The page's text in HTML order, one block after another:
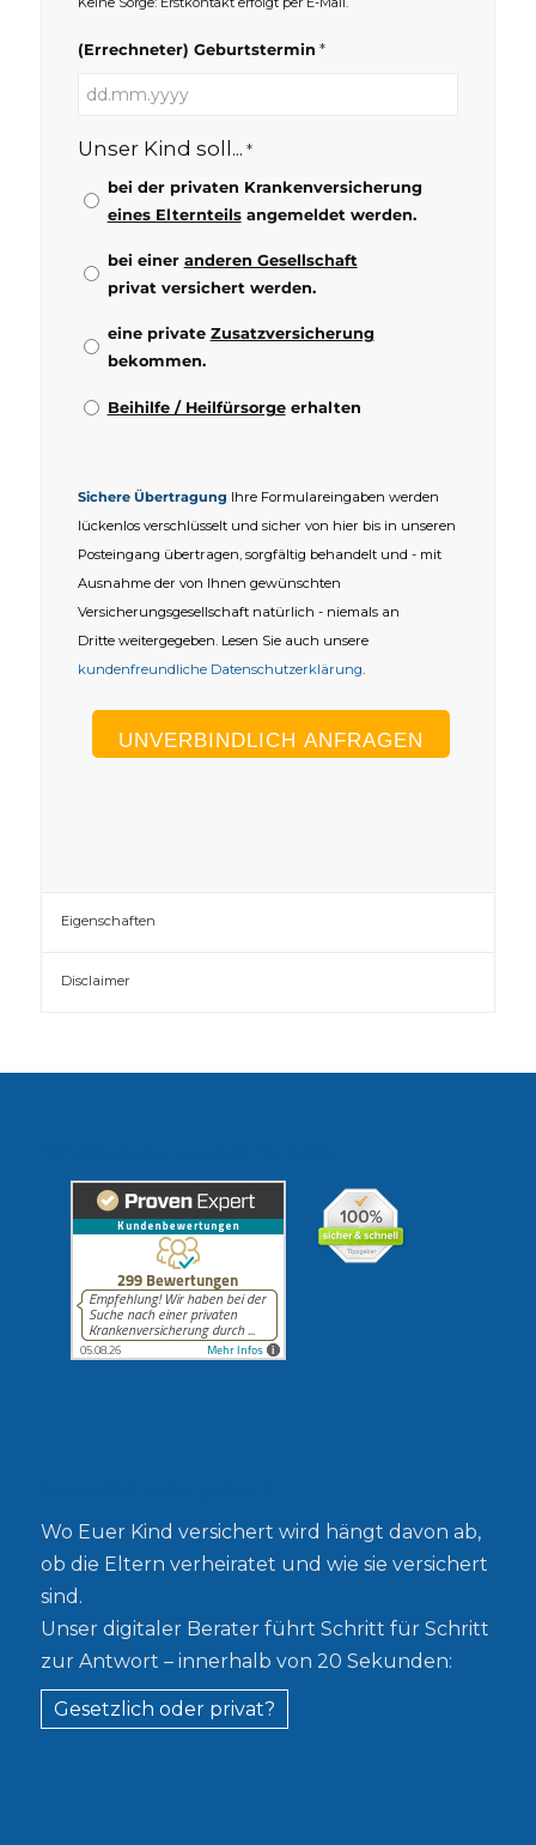
(Errechneter) Geburtstermin *
TT
MM
Punkt
JJJJ
Unser Kind soll... *
bei der privaten Krankenversicherung
eines Elternteilsangemeldet werden.
bei einer anderen Gesellschaft
privat versichert werden.
eine private Zusatzversicherung
bekommen.
Beihilfe / Heilfürsorgeerhalten
Sichere Übertragung Ihre Formulareingaben werden
lückenlos verschlüsselt und sicher von hier bis in unseren
Posteingang übertragen, sorgfältig behandelt und - mit
Ausnahme der von Ihnen gewünschten
Versicherungsgesellschaft natürlich - niemals an
Dritte weitergegeben. Lesen Sie auch unsere
kundenfreundliche Datenschutzerklärung
Eigenschaften
Disclaimer
Wo Euer Kind versichert wird hängt davon ab,
ob die Eltern verheiratet und wie sie versichert
sind.
Unser digitaler Berater führt Schritt für Schritt
zur Antwort – innerhalb von 20 Sekunden:
Gesetzlich oder privat?